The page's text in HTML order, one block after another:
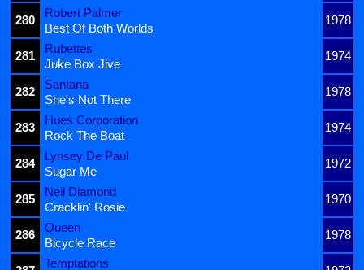
280
Robert Palmer
1978
Best Of Both Worlds
281
Rubettes
1974
Juke Box Jive
282
Santana
1978
She's Not There
283
Hues Corporation
1974
Rock The Boat
284
Lynsey De Paul
1972
Sugar Me
285
Neil Diamond
1970
Cracklin' Rosie
286
Queen
1978
Bicycle Race
Temptations